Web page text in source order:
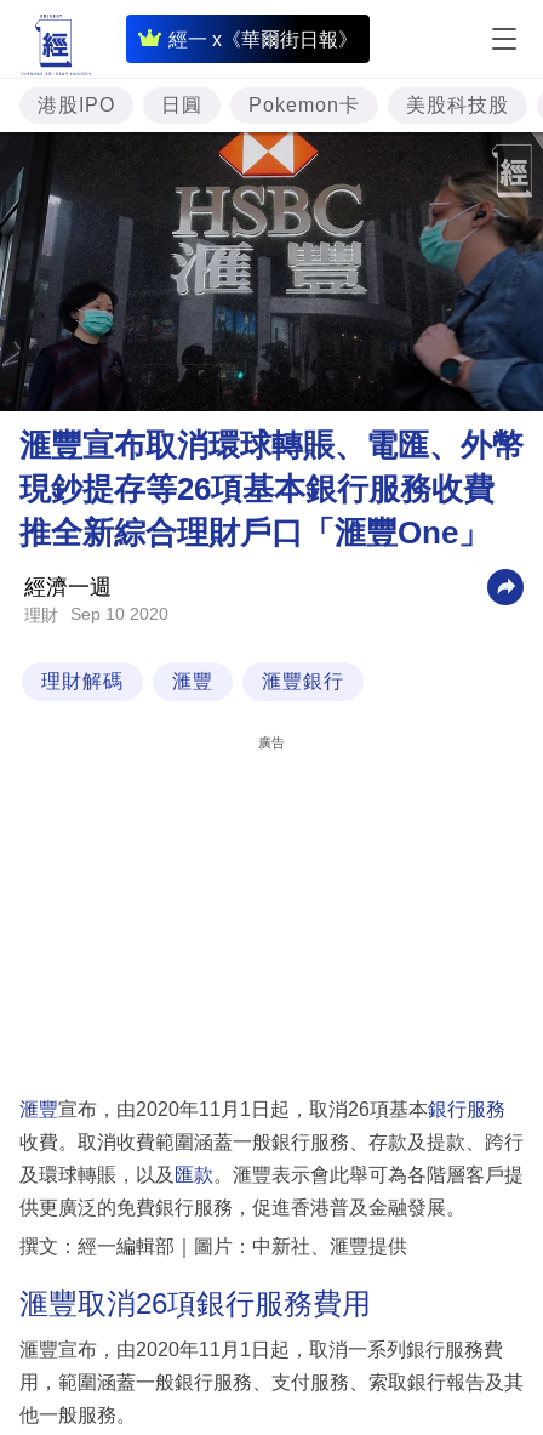
經一 x《華爾街日報》
即
時
財
經
資
樓
市
理
財
商
業
技
港股IPO 日圓 Pokemon卡 美股科技股
滙豐宣布取消環球轉賬、電匯、外幣
現鈔提存等26項基本銀行服務收費
推全新綜合理財戶口「滙豐One」
經濟一週
理財 Sep 10 2020
理財解碼 滙豐 滙豐銀行
廣告
滙豐宣布，由2020年11月1日起，取消26項基本銀行服務
收費。取消收費範圍涵蓋一般銀行服務、存款及提款、跨行
及環球轉賬，以及 匯款。滙豐表示會此舉可為各階層客戶提
供更廣泛的免費銀行服務，促進香港普及金融發展。
撰文：經一編輯部｜圖片：中新社、滙豐提供
滙豐取消26項銀行服務費用
滙豐宣布，由2020年11月1日起，取消一系列銀行服務費
用，範圍涵蓋一般銀行服務、支付服務、索取銀行報告及其
他一般服務。